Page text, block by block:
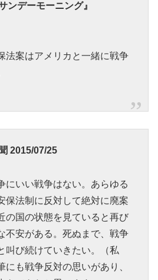
ンデーモーニング』
法案はアメリカと一緒に戦争
2015/07/25
にいい戦争はない。あらゆる
保法制に反対して絶対に廃案
の国の状態を見ていると再び
不安がある。死ぬまで、戦争
叫び続けていきたい。（私
にも戦争反対の思いがあり、